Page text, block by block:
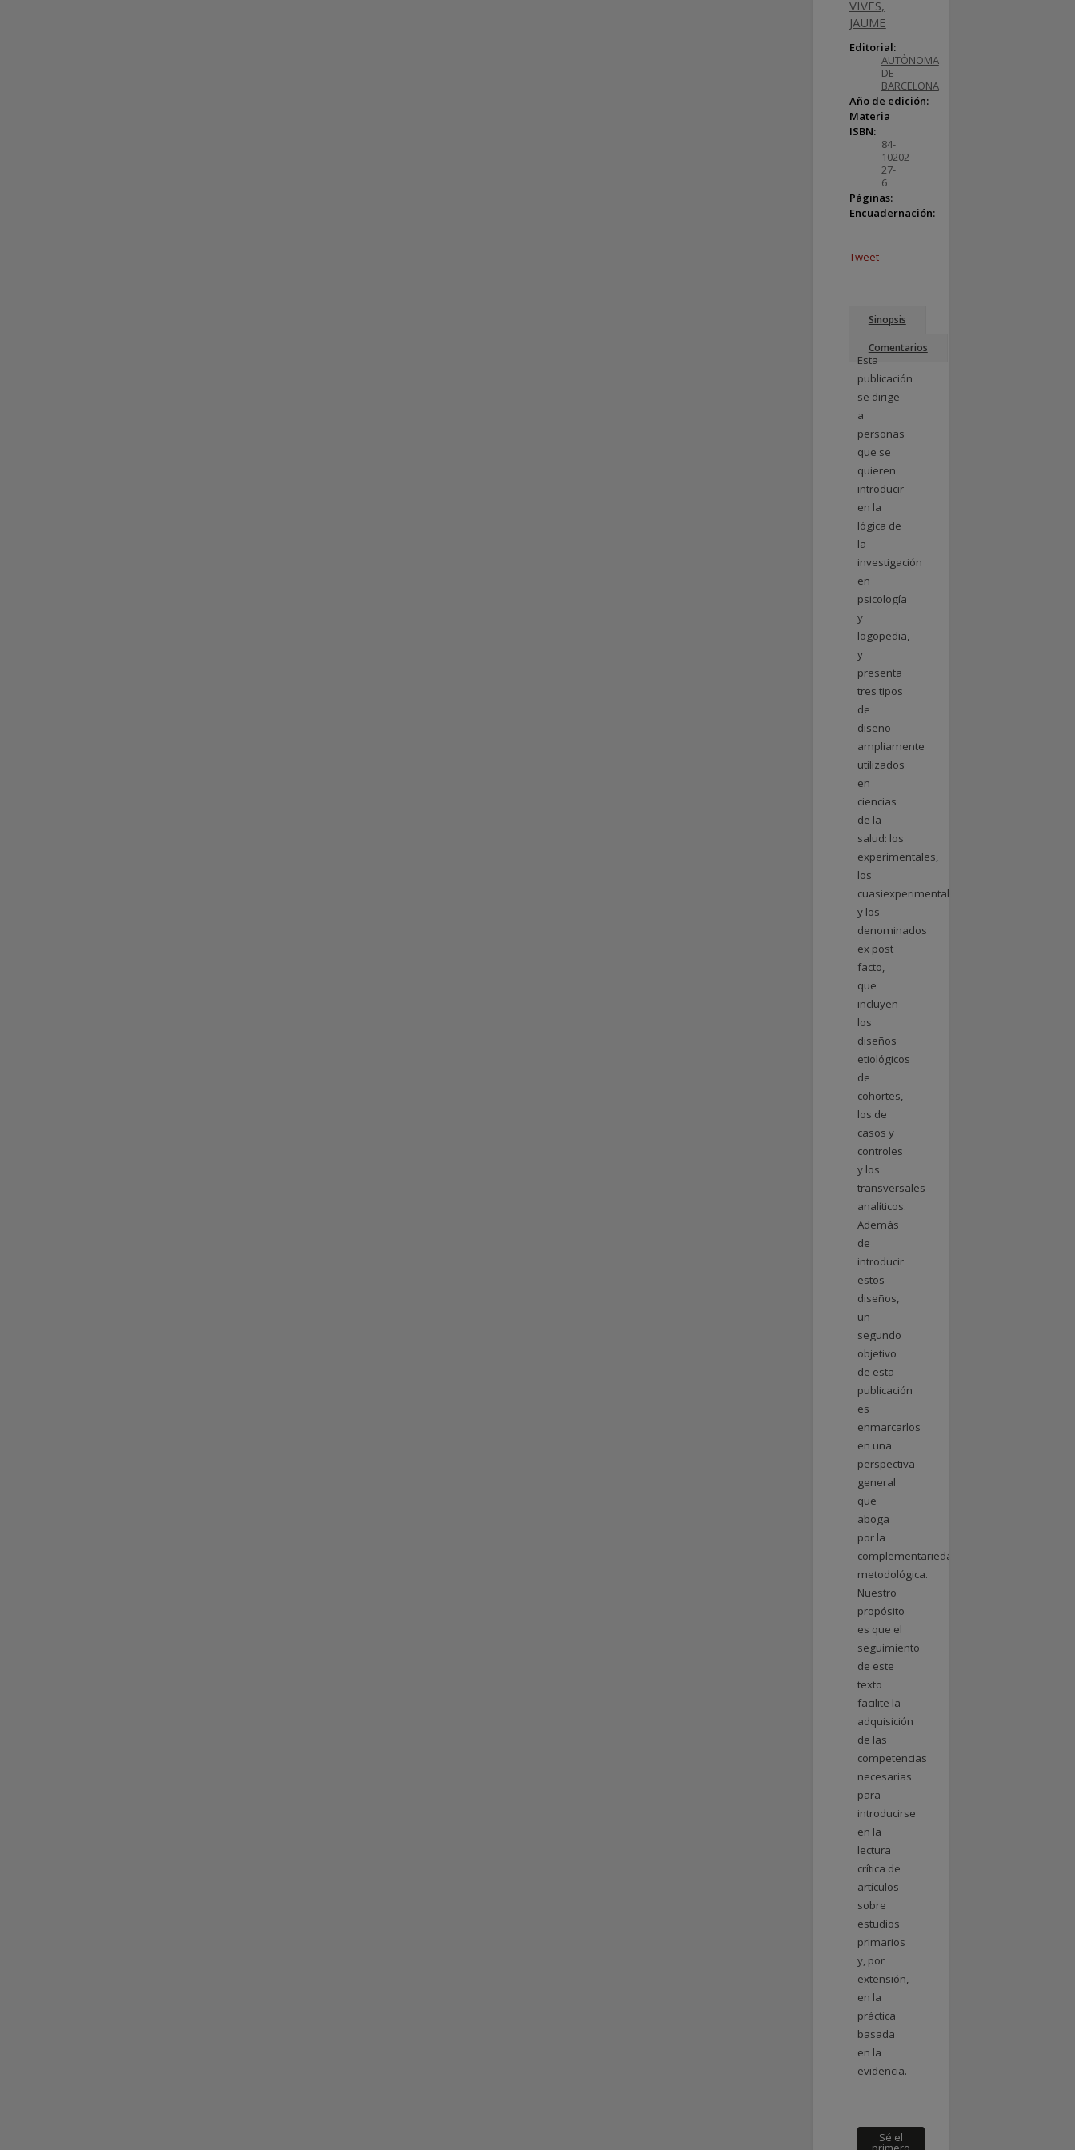
VIVES,
JAUME
Editorial:
AUTÒNOMA
DE
BARCELONA
Año de edición:
Materia
ISBN:
84-
10202-
27-
6
Páginas:
Encuadernación:
Tweet
Sinopsis
Comentarios
Esta
publicación
se dirige
a
personas
que se
quieren
introducir
en la
lógica de
la
investigación
en
psicología
y
logopedia,
y
presenta
tres tipos
de
diseño
ampliamente
utilizados
en
ciencias
de la
salud: los
experimentales,
los
cuasiexperimentales
y los
denominados
ex post
facto,
que
incluyen
los
diseños
etiológicos
de
cohortes,
los de
casos y
controles
y los
transversales
analíticos.
Además
de
introducir
estos
diseños,
un
segundo
objetivo
de esta
publicación
es
enmarcarlos
en una
perspectiva
general
que
aboga
por la
complementariedad
metodológica.
Nuestro
propósito
es que el
seguimiento
de este
texto
facilite la
adquisición
de las
competencias
necesarias
para
introducirse
en la
lectura
crítica de
artículos
sobre
estudios
primarios
y, por
extensión,
en la
práctica
basada
en la
evidencia.
Sé el